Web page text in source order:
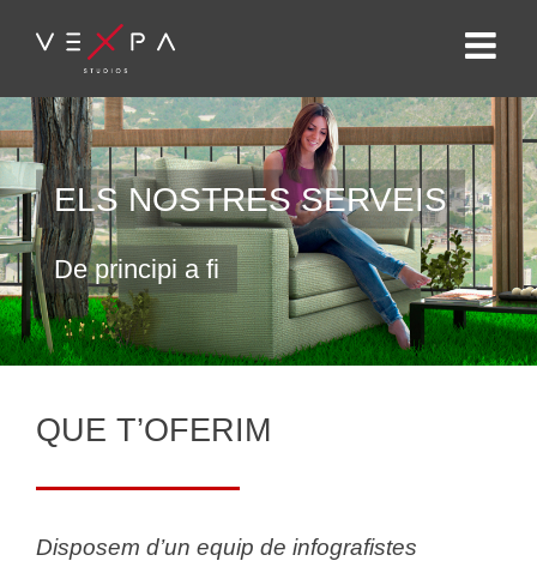
ELS NOSTRES SERVEIS
De principi a fi
QUE T’OFERIM
Disposem d’un equip de infografistes